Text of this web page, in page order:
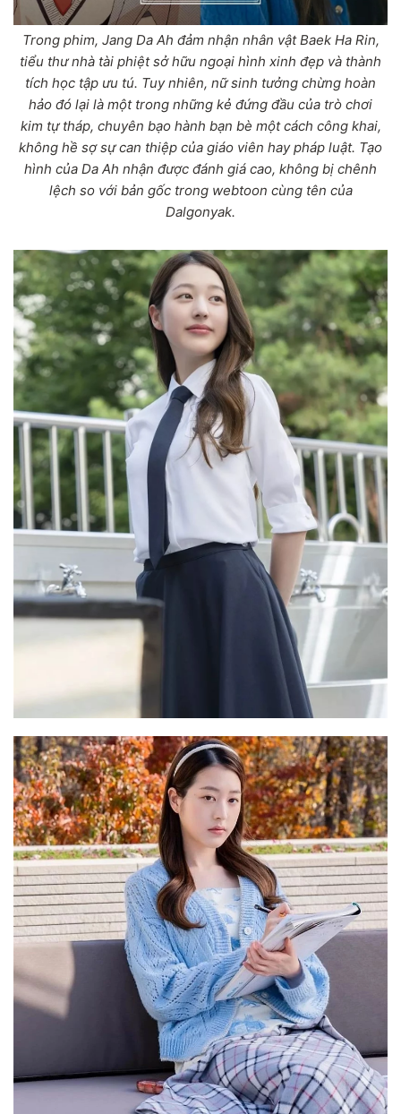
Trong phim, Jang Da Ah đảm nhận nhân vật Baek Ha Rin,
tiểu thư nhà tài phiệt sở hữu ngoại hình xinh đẹp và thành
tích học tập ưu tú. Tuy nhiên, nữ sinh tưởng chừng hoàn
hảo đó lại là một trong những kẻ đứng đầu của trò chơi
kim tự tháp, chuyên bạo hành bạn bè một cách công khai,
không hề sợ sự can thiệp của giáo viên hay pháp luật. Tạo
hình của Da Ah nhận được đánh giá cao, không bị chênh
lệch so với bản gốc trong webtoon cùng tên của
Dalgonyak.